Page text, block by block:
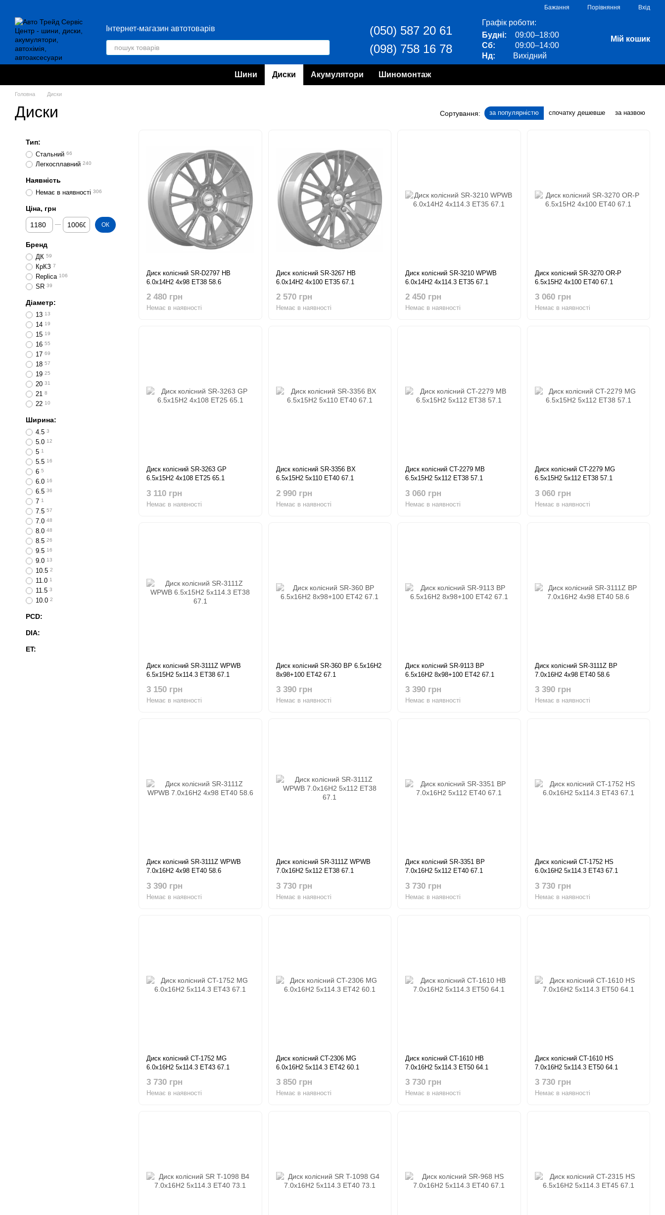
Бажання Порівняння Вхід
Інтернет-магазин автотоварів
(050) 587 20 61
(098) 758 16 78
Графік роботи:
Будні:
09:00–18:00
Сб:
09:00–14:00
Нд:
Вихідний
Мій кошик
Шини Диски Акумулятори Шиномонтаж
Головна Диски
Диски Сортування: за популярністю спочатку дешевше за назвою
Диск колісний SR-D2797 HB
6.0x14H2 4x98 ET38 58.6
2 480 грн
Немає в наявності
Диск колісний SR-3267 HB
6.0x14H2 4x100 ET35 67.1
2 570 грн
Немає в наявності
Диск колісний SR-3210 WPWB
6.0x14H2 4x114.3 ET35 67.1
2 450 грн
Немає в наявності
Диск колісний SR-3270 OR-P
6.5x15H2 4x100 ET40 67.1
3 060 грн
Немає в наявності
Диск колісний SR-3263 GP
6.5x15H2 4x108 ET25 65.1
3 110 грн
Немає в наявності
Диск колісний SR-3356 BX
6.5x15H2 5x110 ET40 67.1
2 990 грн
Немає в наявності
Диск колісний CT-2279 MB
6.5x15H2 5x112 ET38 57.1
3 060 грн
Немає в наявності
Диск колісний CT-2279 MG
6.5x15H2 5x112 ET38 57.1
3 060 грн
Немає в наявності
Диск колісний SR-3111Z WPWB
6.5x15H2 5x114.3 ET38 67.1
3 150 грн
Немає в наявності
Диск колісний SR-360 BP 6.5x16H2
8x98+100 ET42 67.1
3 390 грн
Немає в наявності
Диск колісний SR-9113 BP
6.5x16H2 8x98+100 ET42 67.1
3 390 грн
Немає в наявності
Диск колісний SR-3111Z BP
7.0x16H2 4x98 ET40 58.6
3 390 грн
Немає в наявності
Диск колісний SR-3111Z WPWB
7.0x16H2 4x98 ET40 58.6
3 390 грн
Немає в наявності
Диск колісний SR-3111Z WPWB
7.0x16H2 5x112 ET38 67.1
3 730 грн
Немає в наявності
Диск колісний SR-3351 BP
7.0x16H2 5x112 ET40 67.1
3 730 грн
Немає в наявності
Диск колісний CT-1752 HS
6.0x16H2 5x114.3 ET43 67.1
3 730 грн
Немає в наявності
Диск колісний CT-1752 MG
6.0x16H2 5x114.3 ET43 67.1
3 730 грн
Немає в наявності
Диск колісний CT-2306 MG
6.0x16H2 5x114.3 ET42 60.1
3 850 грн
Немає в наявності
Диск колісний CT-1610 HB
7.0x16H2 5x114.3 ET50 64.1
3 730 грн
Немає в наявності
Диск колісний CT-1610 HS
7.0x16H2 5x114.3 ET50 64.1
3 730 грн
Немає в наявності
Тип:
Стальний 66
Легкосплавний 240
Наявність
Немає в наявності 306
Ціна, грн
Від Ціна, грн
До Ціна, грн ОК
Бренд
ДК 59
КрКЗ 7
Replica 106
SR 39
Діаметр:
13 13
14 19
15 19
16 55
17 69
18 57
19 25
20 31
21 8
22 10
Ширина:
4.5 3
5.0 12
5 1
5.5 16
6 5
6.0 16
6.5 36
7 1
7.5 57
7.0 48
8.0 48
8.5 26
9.5 16
9.0 13
10.5 2
11.0 1
11.5 3
10.0 2
PCD:
DIA:
ET: